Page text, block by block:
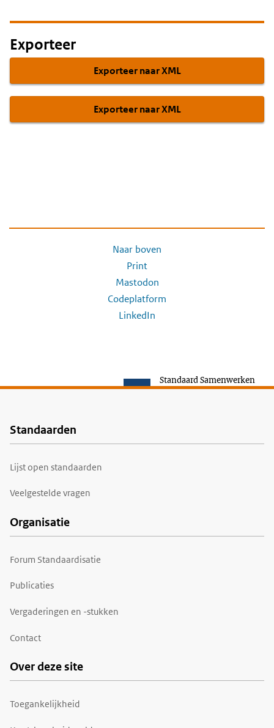
Exporteer
Exporteer naar XML
Exporteer naar XML
Naar boven
Print
Mastodon
Codeplatform
LinkedIn
Standaard Samenwerken
Voet
Standaarden
Lijst open standaarden
Veelgestelde vragen
Organisatie
Forum Standaardisatie
Publicaties
Vergaderingen en -stukken
Contact
Over deze site
Toegankelijkheid